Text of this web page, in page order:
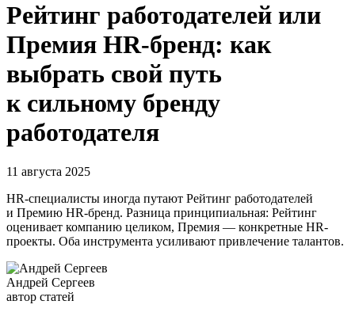
Рейтинг работодателей или
Премия HR-бренд: как
выбрать свой путь
к сильному бренду
работодателя
11 августа 2025
HR-специалисты иногда путают Рейтинг работодателей
и Премию HR-бренд. Разница принципиальная: Рейтинг
оценивает компанию целиком, Премия — конкретные HR-
проекты. Оба инструмента усиливают привлечение талантов.
Андрей Сергеев
автор статей